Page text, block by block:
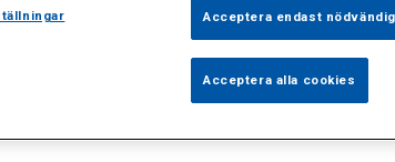
Acceptera endast
Acceptera alla cookies